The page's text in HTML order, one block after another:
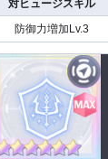
対ヒュージスキル
防御力増加Lv.3